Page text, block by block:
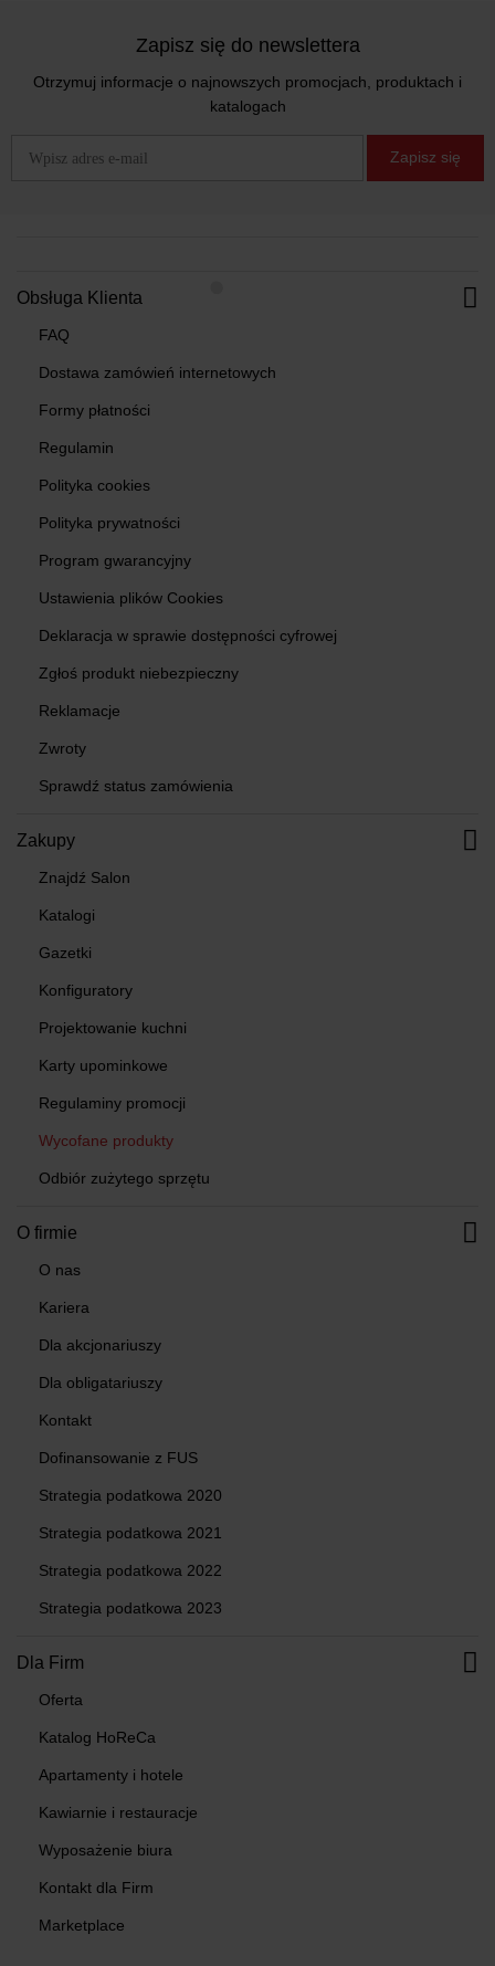
Zapisz się do newslettera
Otrzymuj informacje o najnowszych promocjach, produktach i
katalogach
Zapisz się
Obsługa Klienta
FAQ
Dostawa zamówień internetowych
Formy płatności
Regulamin
Polityka cookies
Polityka prywatności
Program gwarancyjny
Ustawienia plików Cookies
Deklaracja w sprawie dostępności cyfrowej
Zgłoś produkt niebezpieczny
Reklamacje
Zwroty
Sprawdź status zamówienia
Zakupy
Znajdź Salon
Katalogi
Gazetki
Konfiguratory
Projektowanie kuchni
Karty upominkowe
Regulaminy promocji
Wycofane produkty
Odbiór zużytego sprzętu
O firmie
O nas
Kariera
Dla akcjonariuszy
Dla obligatariuszy
Kontakt
Dofinansowanie z FUS
Strategia podatkowa 2020
Strategia podatkowa 2021
Strategia podatkowa 2022
Strategia podatkowa 2023
Dla Firm
Oferta
Katalog HoReCa
Apartamenty i hotele
Kawiarnie i restauracje
Wyposażenie biura
Kontakt dla Firm
Marketplace